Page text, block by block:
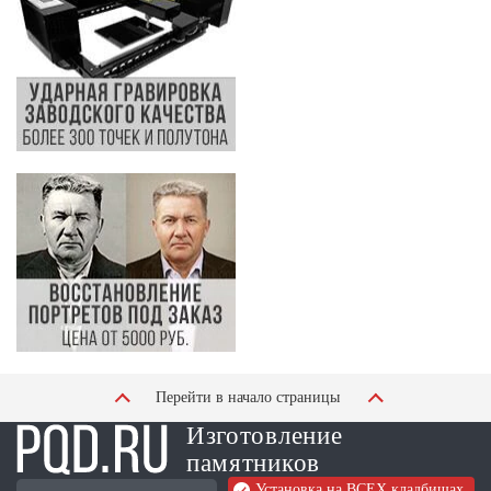
Перейти в начало страницы
Изготовление
памятников